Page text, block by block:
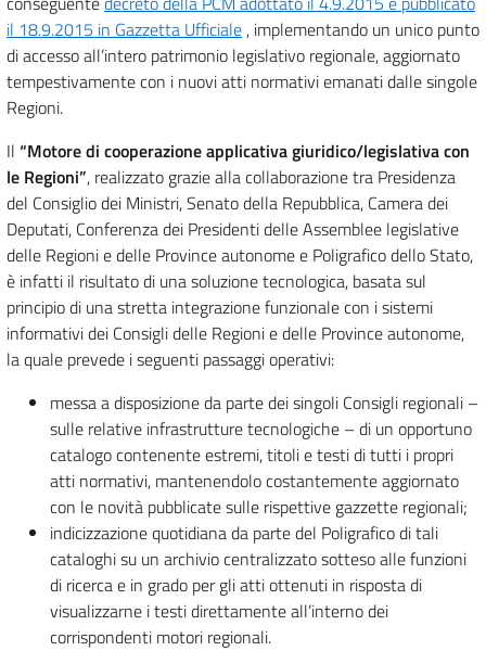
il 18.9.2015 in Gazzetta Ufficiale , implementando un unico punto
di accesso all’intero patrimonio legislativo regionale, aggiornato
tempestivamente con i nuovi atti normativi emanati dalle singole
Regioni.
Il “Motore di cooperazione applicativa giuridico/legislativa con
le Regioni”, realizzato grazie alla collaborazione tra Presidenza
del Consiglio dei Ministri, Senato della Repubblica, Camera dei
Deputati, Conferenza dei Presidenti delle Assemblee legislative
delle Regioni e delle Province autonome e Poligrafico dello Stato,
è infatti il risultato di una soluzione tecnologica, basata sul
principio di una stretta integrazione funzionale con i sistemi
informativi dei Consigli delle Regioni e delle Province autonome,
la quale prevede i seguenti passaggi operativi:
messa a disposizione da parte dei singoli Consigli regionali –
sulle relative infrastrutture tecnologiche – di un opportuno
catalogo contenente estremi, titoli e testi di tutti i propri
atti normativi, mantenendolo costantemente aggiornato
con le novità pubblicate sulle rispettive gazzette regionali;
indicizzazione quotidiana da parte del Poligrafico di tali
cataloghi su un archivio centralizzato sotteso alle funzioni
di ricerca e in grado per gli atti ottenuti in risposta di
visualizzarne i testi direttamente all’interno dei
corrispondenti motori regionali.